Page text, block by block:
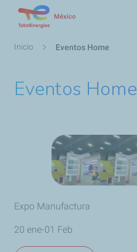
México
Ruta
Inicio Eventos Home
Eventos Home
Expo Manufactura
20 ene-01 Feb